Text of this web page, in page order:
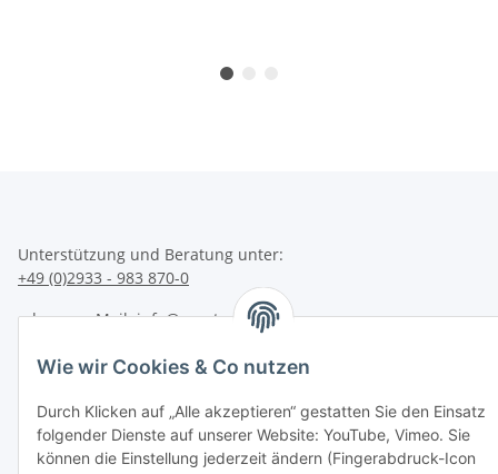
Unterstützung und Beratung unter:
+49 (0)2933 - 983 870-0
oder per eMail:info@sportart3.com
Gesetzliche Informationen
* Alle Preise inkl. gesetzlicher USt.
Wie wir Cookies & Co nutzen
Durch Klicken auf „Alle akzeptieren“ gestatten Sie den Einsatz
folgender Dienste auf unserer Website: YouTube, Vimeo. Sie
können die Einstellung jederzeit ändern (Fingerabdruck-Icon